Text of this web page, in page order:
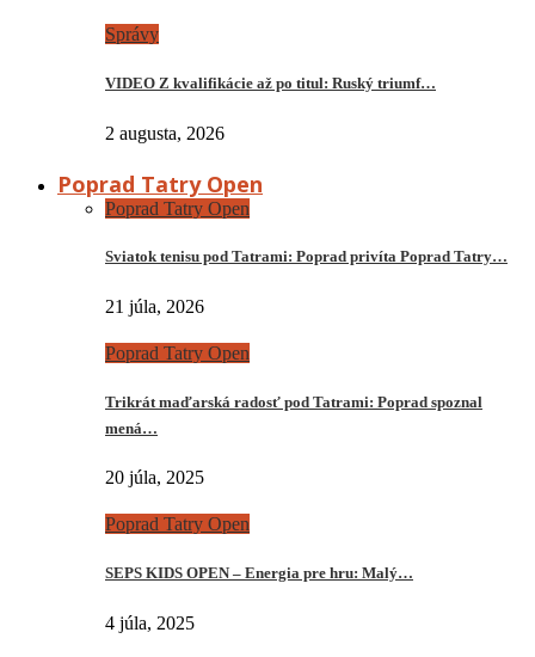
Správy
VIDEO Z kvalifikácie až po titul: Ruský triumf…
2 augusta, 2026
Poprad Tatry Open
Poprad Tatry Open
Sviatok tenisu pod Tatrami: Poprad privíta Poprad Tatry…
21 júla, 2026
Poprad Tatry Open
Trikrát maďarská radosť pod Tatrami: Poprad spoznal
mená…
20 júla, 2025
Poprad Tatry Open
SEPS KIDS OPEN – Energia pre hru: Malý…
4 júla, 2025